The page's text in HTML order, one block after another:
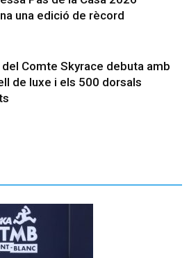
una edició de rècord
del Comte Skyrace debuta amb
de luxe i els 500 dorsals